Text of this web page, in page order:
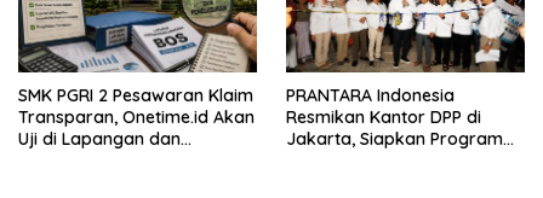
SMK PGRI 2 Pesawaran Klaim
Transparan, Onetime.id Akan
Uji di Lapangan dan
PRANTARA Indonesia
Resmikan Kantor DPP di
Jakarta, Siapkan Program